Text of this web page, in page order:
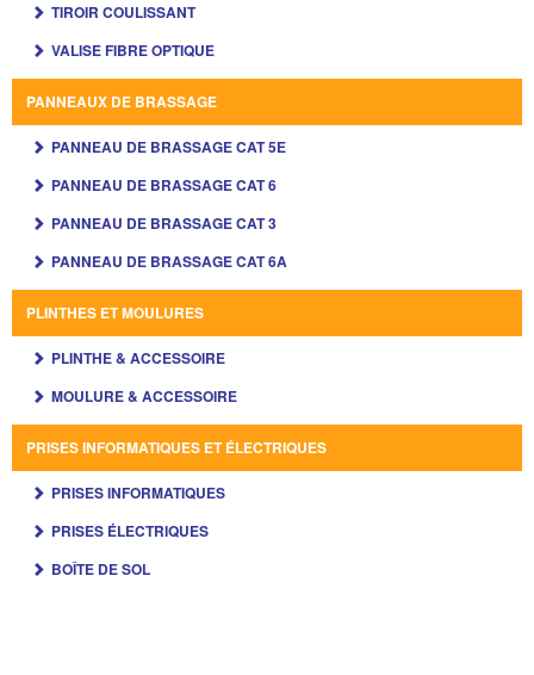
TIROIR COULISSANT
VALISE FIBRE OPTIQUE
PANNEAUX DE BRASSAGE
PANNEAU DE BRASSAGE CAT 5E
PANNEAU DE BRASSAGE CAT 6
PANNEAU DE BRASSAGE CAT 3
PANNEAU DE BRASSAGE CAT 6A
PLINTHES ET MOULURES
PLINTHE & ACCESSOIRE
MOULURE & ACCESSOIRE
PRISES INFORMATIQUES ET ÉLECTRIQUES
PRISES INFORMATIQUES
PRISES ÉLECTRIQUES
BOÎTE DE SOL